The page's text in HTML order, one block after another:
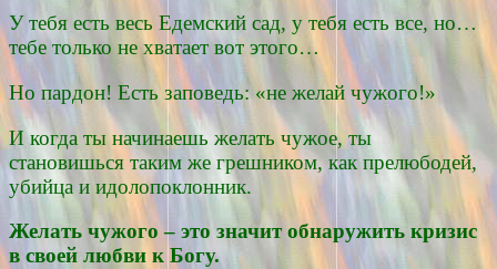
У тебя есть весь Едемский сад, у тебя есть все, но…
тебе только не хватает вот этого…
Но пардон! Есть заповедь: «не желай чужого!»
И когда ты начинаешь желать чужое, ты
становишься таким же грешником, как прелюбодей,
убийца и идолопоклонник.
Желать чужого – это значит обнаружить кризис
в своей любви к Богу.